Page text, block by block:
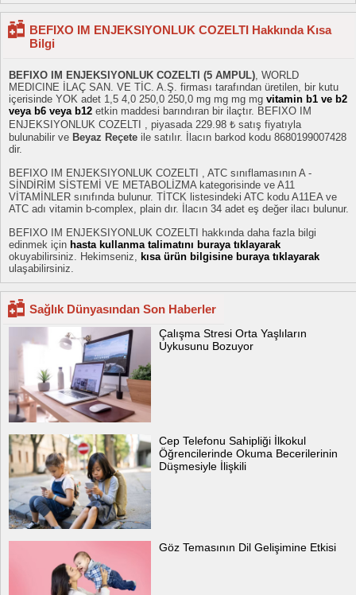
BEFIXO IM ENJEKSIYONLUK COZELTI Hakkında Kısa
Bilgi
BEFIXO IM ENJEKSIYONLUK COZELTI (5 AMPUL), WORLD
MEDICINE İLAÇ SAN. VE TİC. A.Ş. firması tarafından üretilen, bir kutu
içerisinde YOK adet 1,5 4,0 250,0 250,0 mg mg mg mg vitamin b1 ve b2
veya b6 veya b12 etkin maddesi barındıran bir ilaçtır. BEFIXO IM
ENJEKSIYONLUK COZELTI , piyasada 229.98 ₺ satış fiyatıyla
bulunabilir ve Beyaz Reçete ile satılır. İlacın barkod kodu 8680199007428
dir.
BEFIXO IM ENJEKSIYONLUK COZELTI , ATC sınıflamasının A -
SİNDİRİM SİSTEMİ VE METABOLİZMA kategorisinde ve A11
VİTAMİNLER sınıfında bulunur. TİTCK listesindeki ATC kodu A11EA ve
ATC adı vitamin b-complex, plain dır. İlacın 34 adet eş değer ilacı bulunur.
BEFIXO IM ENJEKSIYONLUK COZELTI hakkında daha fazla bilgi
edinmek için hasta kullanma talimatını buraya tıklayarak
okuyabilirsiniz. Hekimseniz, kısa ürün bilgisine buraya tıklayarak
ulaşabilirsiniz.
Sağlık Dünyasından Son Haberler
Çalışma Stresi Orta Yaşlıların
Uykusunu Bozuyor
Cep Telefonu Sahipliği İlkokul
Öğrencilerinde Okuma Becerilerinin
Düşmesiyle İlişkili
Göz Temasının Dil Gelişimine Etkisi